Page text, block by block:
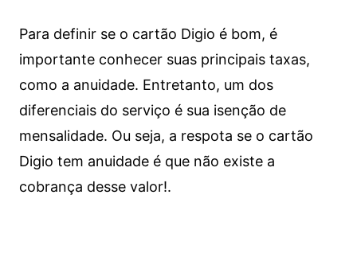
Para definir se o cartão Digio é bom, é
importante conhecer suas principais taxas,
como a anuidade. Entretanto, um dos
diferenciais do serviço é sua isenção de
mensalidade. Ou seja, a respota se o cartão
Digio tem anuidade é que não existe a
cobrança desse valor!.